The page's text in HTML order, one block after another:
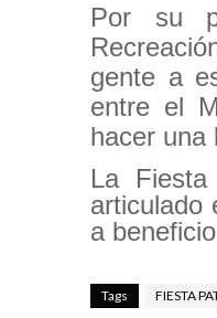
Por su
gente a
entre el
hacer una
La
articulado
a
Tags FIESTA